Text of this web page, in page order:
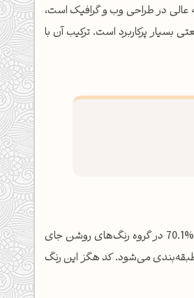
در طراحی وب و گرافیک است،
پرکاربرد است. ترکیب آن با
شناخته می‌شود، با روشنایی %70.1 در گروه رنگ‌های روشن جای
می‌شود. کد هگز این رنگ